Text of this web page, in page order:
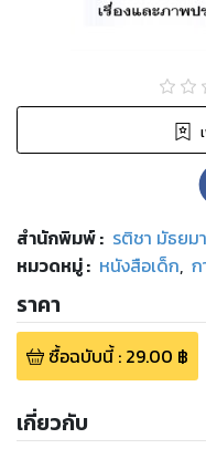
สำนักพิมพ์: รติชา มัธยม
หมวดหมู่: หนังสือเด็ก, ก
ราคา
ซื้อฉบับนี้: 29.00 ฿
เกี่ยวกับ